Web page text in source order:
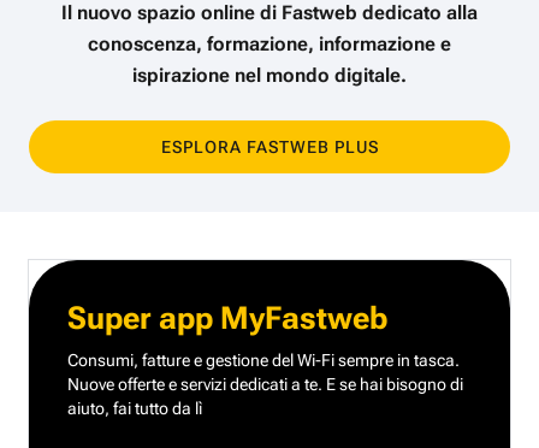
Il nuovo spazio online di Fastweb dedicato alla
conoscenza, formazione, informazione e
ispirazione nel mondo digitale.
ESPLORA FASTWEB PLUS
Super app MyFastweb
Consumi, fatture e gestione del Wi-Fi sempre in tasca.
Nuove offerte e servizi dedicati a te. E se hai bisogno di
aiuto, fai tutto da lì